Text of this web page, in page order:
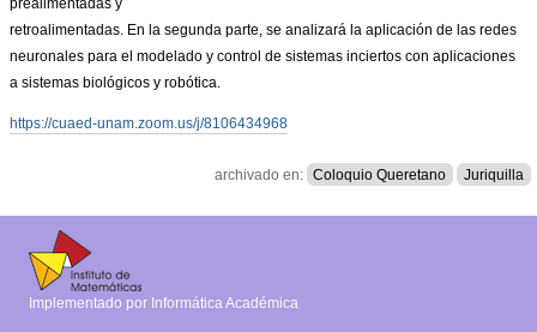
prealimentadas y
retroalimentadas. En la segunda parte, se analizará la aplicación de las redes
neuronales para el modelado y control de sistemas inciertos con aplicaciones
a sistemas biológicos y robótica.
https://cuaed-unam.zoom.us/j/8106434968
archivado en: Coloquio Queretano Juriquilla
Implementado por Informática Académica